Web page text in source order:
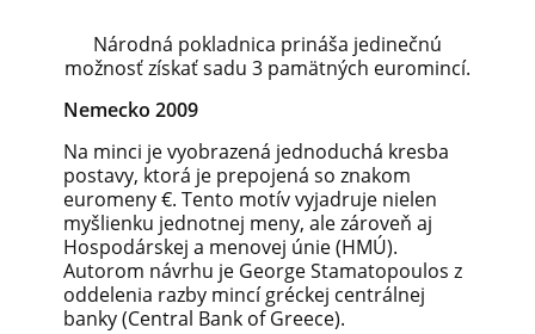
Národná pokladnica prináša jedinečnú
možnosť získať sadu 3 pamätných euromincí.
Nemecko 2009
Na minci je vyobrazená jednoduchá kresba
postavy, ktorá je prepojená so znakom
euromeny €. Tento motív vyjadruje nielen
myšlienku jednotnej meny, ale zároveň aj
Hospodárskej a menovej únie (HMÚ).
Autorom návrhu je George Stamatopoulos z
oddelenia razby mincí gréckej centrálnej
banky (Central Bank ofGreece).